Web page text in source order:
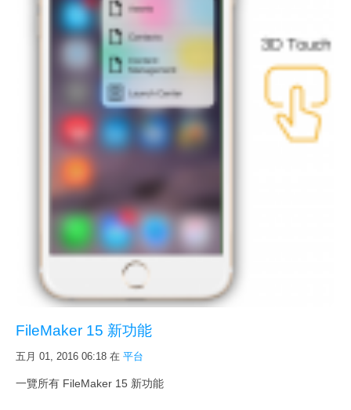
FileMaker 15 新功能
五月 01, 2016 06:18 在 平台
一覽所有 FileMaker 15 新功能